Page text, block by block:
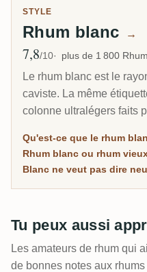
STYLE
Rhum blanc →
Note moyenne
7,8/10 plus de 1 800
Le rhum blanc est le
caviste. La même
colonne ultralégers faits
sentent le marché aux
rassemble tous les
Qu'est-ce que le rhum
Rhum blanc ou rhum
Blanc ne veut pas dire
Tu peux aussi
Les amateurs de rhum qui
de bonnes notes aux